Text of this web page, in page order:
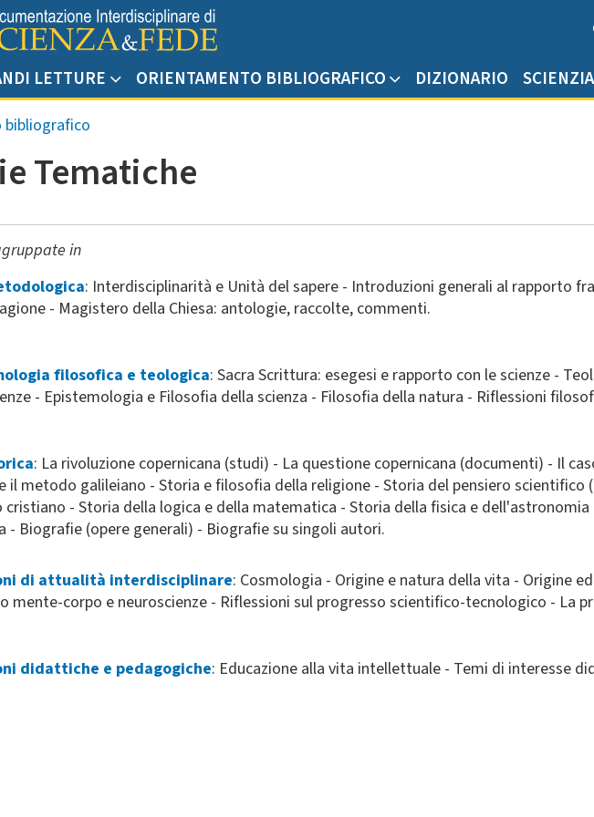
LETTURE ORIENTAMENTO BIBLIOGRAFICO DIZIONARIO
Tematiche
in
: Interdisciplinarità e Unità del sapere - Introduzioni generali al rapporto
- Magistero della Chiesa: antologie, raccolte, commenti.
filosofica e teologica: Sacra Scrittura: esegesi e rapporto con le scienze -
- Epistemologia e Filosofia della scienza - Filosofia della natura - Riflessioni
: La rivoluzione copernicana (studi) - La questione copernicana (documenti) - Il
il metodo galileiano - Storia e filosofia della religione - Storia del pensiero scientifico
cristiano - Storia della logica e della matematica - Storia della fisica e
- Biografie (opere generali) - Biografie su singoli autori.
di attualità interdisciplinare: Cosmologia - Origine e natura della vita - Origine
mente-corpo e neuroscienze - Riflessioni sul progresso scientifico-tecnologico - La
didattiche e pedagogiche: Educazione alla vita intellettuale - Temi di interesse